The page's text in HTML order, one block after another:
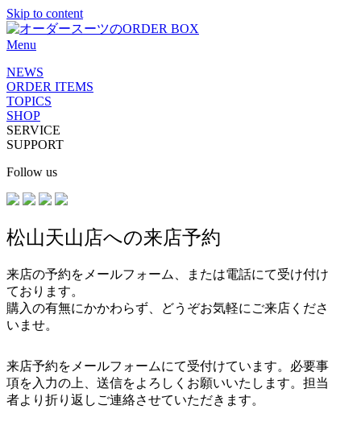
Skip to content
Menu
NEWS
ORDER ITEMS
TOPICS
SHOP
SERVICE
SUPPORT
Follow us
松山天山店への来店予約
来店の予約をメールフォーム、または電話にて受け付け
ております。
購入の有無にかかわらず、どうぞお気軽にご来店くださ
いませ。
来店予約をメールフォームにて受付けています。必要事
項を入力の上、送信をよろしくお願いいたします。担当
者より折り返しご連絡させていただきます。